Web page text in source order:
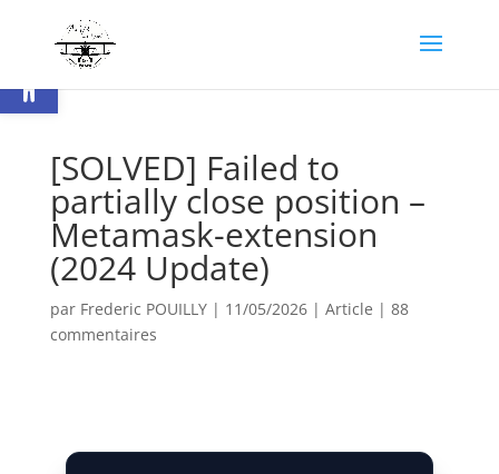
Ouvrir la barre d’outils
[SOLVED] Failed to
partially close position –
Metamask-extension
(2024 Update)
par Frederic POUILLY| 11/05/2026| Article | 88
commentaires